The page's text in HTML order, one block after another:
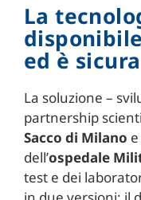
La
ed è
La soluzione –
partnership
Sacco di Milano
dell’ospedale
test e dei